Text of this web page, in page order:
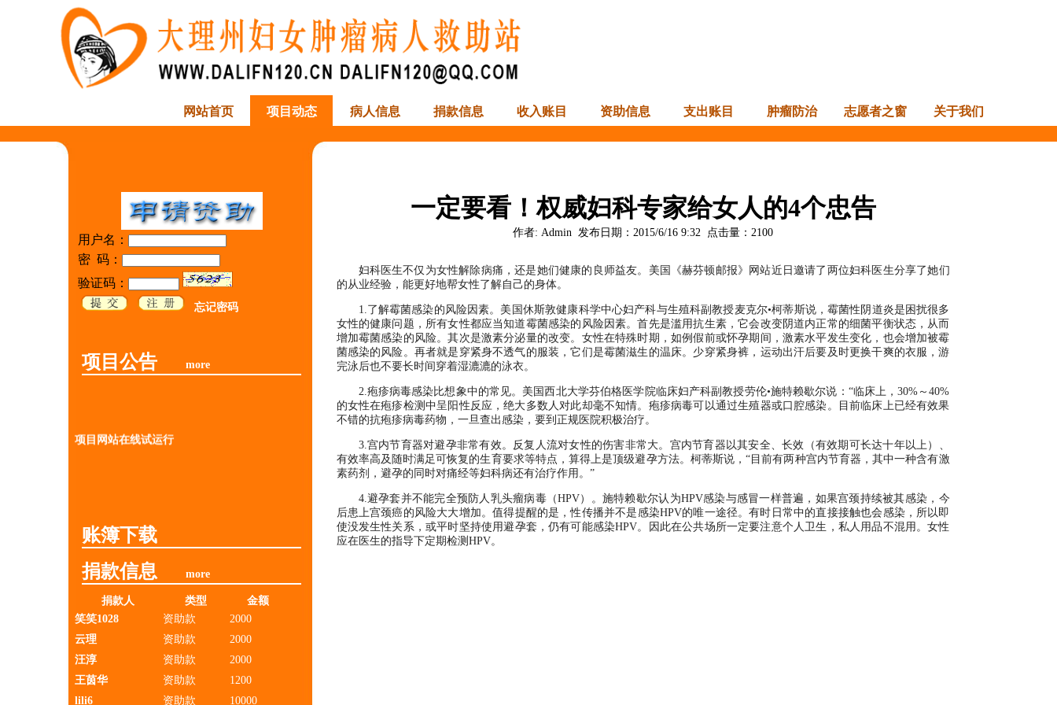
网站首页 项目动态 病人信息 捐款信息 收入账目 资助信息 支出账目 肿瘤防治 志愿者之窗 关于我们
用户名：
密 码：
验证码：
忘记密码
项目公告 more
项目网站在线试运行
账簿下载
捐款信息
more
捐款人 类型
金额
笑笑1028
资助款
2000
云理
资助款
2000
汪淳
资助款
2000
王茵华
资助款
1200
lili6
资助款 10000
一定要看！权威妇科专家给女人的4个忠告
作者: Admin 发布日期： 2015/6/16 9:32 点击量： 2100
妇科医生不仅为女性解除病痛，还是她们健康的良师益友。美国《赫芬顿邮报》网站近日邀请了两位妇科医生分享了她们
的从业经验，能更好地帮女性了解自己的身体。
1.了解霉菌感染的风险因素。美国休斯敦健康科学中心妇产科与生殖科副教授麦克尔•柯蒂斯说，霉菌性阴道炎是困扰很多
女性的健康问题，所有女性都应当知道霉菌感染的风险因素。首先是滥用抗生素，它会改变阴道内正常的细菌平衡状态，从而
增加霉菌感染的风险。其次是激素分泌量的改变。女性在特殊时期，如例假前或怀孕期间，激素水平发生变化，也会增加被霉
菌感染的风险。再者就是穿紧身不透气的服装，它们是霉菌滋生的温床。少穿紧身裤，运动出汗后要及时更换干爽的衣服，游
完泳后也不要长时间穿着湿漉漉的泳衣。
2.疱疹病毒感染比想象中的常见。美国西北大学芬伯格医学院临床妇产科副教授劳伦•施特赖歇尔说：“临床上，30%～40%
的女性在疱疹检测中呈阳性反应，绝大多数人对此却毫不知情。疱疹病毒可以通过生殖器或口腔感染。目前临床上已经有效果
不错的抗疱疹病毒药物，一旦查出感染，要到正规医院积极治疗。
3.宫内节育器对避孕非常有效。反复人流对女性的伤害非常大。宫内节育器以其安全、长效（有效期可长达十年以上）、
有效率高及随时满足可恢复的生育要求等特点，算得上是顶级避孕方法。柯蒂斯说，“目前有两种宫内节育器，其中一种含有激
素药剂，避孕的同时对痛经等妇科病还有治疗作用。”
4.避孕套并不能完全预防人乳头瘤病毒（HPV）。施特赖歇尔认为HPV感染与感冒一样普遍，如果宫颈持续被其感染，今
后患上宫颈癌的风险大大增加。值得提醒的是，性传播并不是感染HPV的唯一途径。有时日常中的直接接触也会感染，所以即
使没发生性关系，或平时坚持使用避孕套，仍有可能感染HPV。因此在公共场所一定要注意个人卫生，私人用品不混用。女性
应在医生的指导下定期检测HPV。